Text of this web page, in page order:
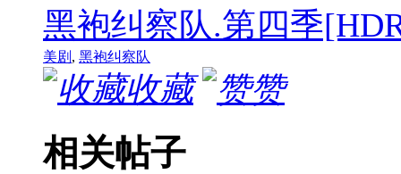
黑袍纠察队.第四季
美剧 , 黑袍纠察队
收藏 赞
相关帖子